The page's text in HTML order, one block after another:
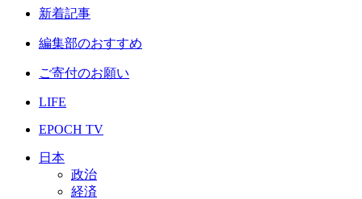
新着記事
編集部のおすすめ
ご寄付のお願い
LIFE
EPOCH TV
日本
政治
経済